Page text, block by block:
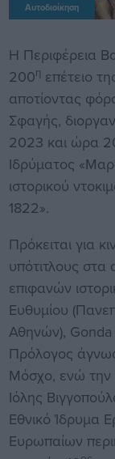
Αυτοδιοίκηση
Η Περιφέρεια
200η επέτειο
αποτίοντας
Σφαγής,
2023 και ώρα
Ιδρύματος
ιστορικού
1822».
Πρόκειται για
υπότιτλους
επιφανών
Ευθυμίου
Αθηνών), Gonda
Πρόλογος
Μόσχο, ενώ την
Ιόλης
Εθνικό Ίδρυμα
Ευρωπαίων